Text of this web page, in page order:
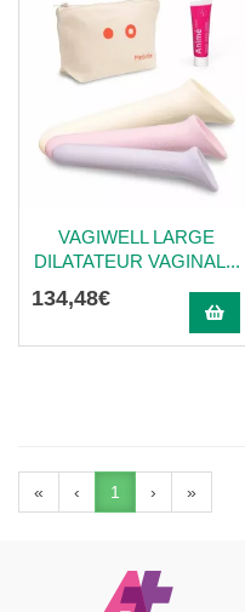
VAGIWELL LARGE
DILATATEUR VAGINAL...
134,48€
« ‹ 1 › »